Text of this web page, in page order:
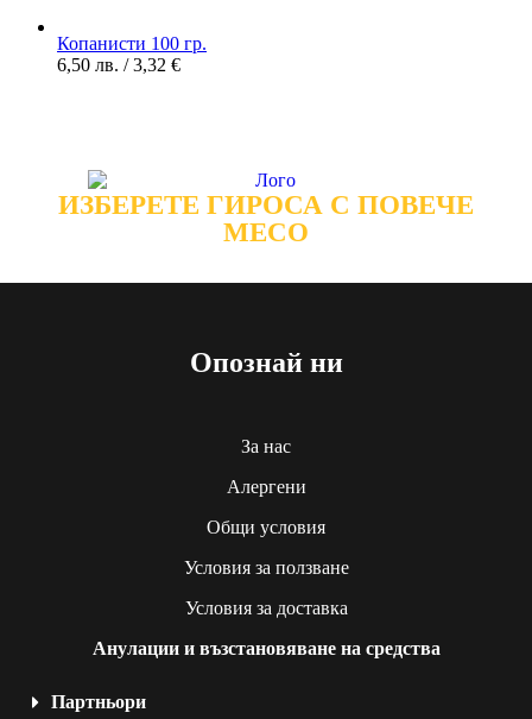
Копанисти 100 гр.
6,50 лв. / 3,32 €
ИЗБЕРЕТЕ ГИРОСА С ПОВЕЧЕ
МЕСО
Опознай ни
За нас
Алергени
Общи условия
Условия за ползване
Условия за доставка
Анулации и възстановяване на средства
Партньори